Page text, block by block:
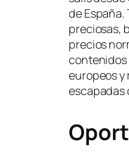
de
preciosas,
precios
contenidos
europeos y
escapadas